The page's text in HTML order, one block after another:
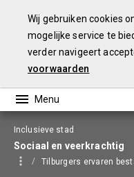
Wij gebruiken cookies
mogelijke service te
verder navigeert
voorwaarden
Inclusieve stad
Sociaal en veerkrachtig
Tilburgers ervaren